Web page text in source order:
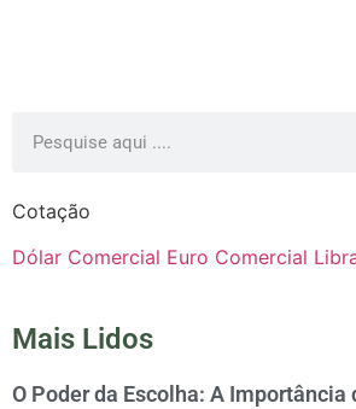
Cotação
Dólar Comercial Euro Comercial
Mais Lidos
O Poder da Escolha: A Importância